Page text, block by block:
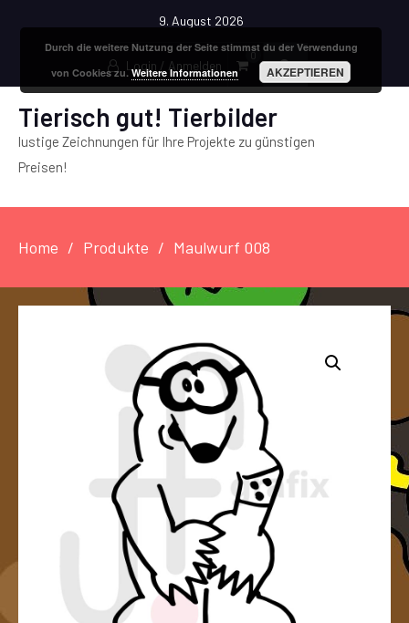
9. August 2026
Login / Anmelden
0
Tierisch gut! Tierbilder
lustige Zeichnungen für Ihre Projekte zu günstigen
Preisen!
Home Produkte Maulwurf 008
Durch die weitere Nutzung der Seite stimmst du der Verwendung
von Cookies zu.Weitere Informationen AKZEPTIEREN